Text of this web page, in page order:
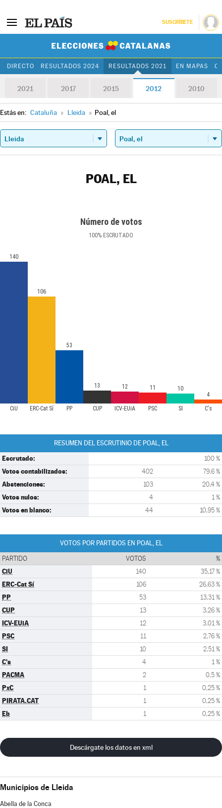
SUSCRÍBETE
DIRECTO RESULTADOS 2024 RESULTADOS 2021 EN MAPAS
2021 2017 2015 2012 2010
Estás en: Cataluña » Lleida » Poal, el
POAL, EL
Número de votos
100% ESCRUTADO
CiU ERC-Cat Sí PP CUP ICV-EUiA PSC SI C's
140
106
53
13 12 11
10
4
RESUMEN DEL ESCRUTINIO DE POAL, EL
Escrutado: 100 %
Votos contabilizados: 402 79,6 %
Abstenciones: 103 20,4 %
Votos nulos: 4 1 %
Votos en blanco: 44 10,95 %
VOTOS POR PARTIDOS EN POAL, EL
PARTIDO VOTOS %
CiU 140 35,17 %
ERC-Cat Sí 106 26,63 %
PP 53 13,31 %
CUP 13 3,26 %
ICV-EUiA 12 3,01 %
PSC 11 2,76 %
SI 10 2,51 %
C's 4 1 %
PACMA 2 0,5 %
PxC 1 0,25 %
PIRATA.CAT 1 0,25 %
Eb 1 0,25 %
Descárgate los datos en xml
Municipios de Lleida
Abella de la Conca